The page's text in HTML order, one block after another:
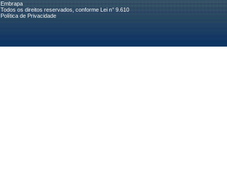
Embrapa
Todos os direitos reservados, conforme Lei n° 9.610
Política de Privacidade